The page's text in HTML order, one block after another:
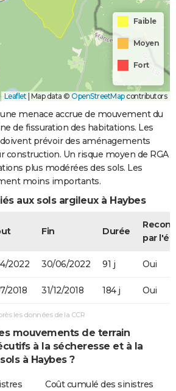
Faible
Moyen
Fort
Leaflet Map data © OpenStreetMapcontributors
menace accrue de mouvement du
de fissuration des habitations. Les
prévoir des aménagements
construction. Un risque moyen de RGA
plus modérées des sols. Les
moins importants.
aux sols argileux à Haybes
Fin Durée
par
2022 30/06/2022 91 j Oui
2018 31/12/2018 184 j Oui
les données de la CCR
mouvements de terrain
à la sécheresse et à la
à Haybes ?
Coût cumulé des sinistres